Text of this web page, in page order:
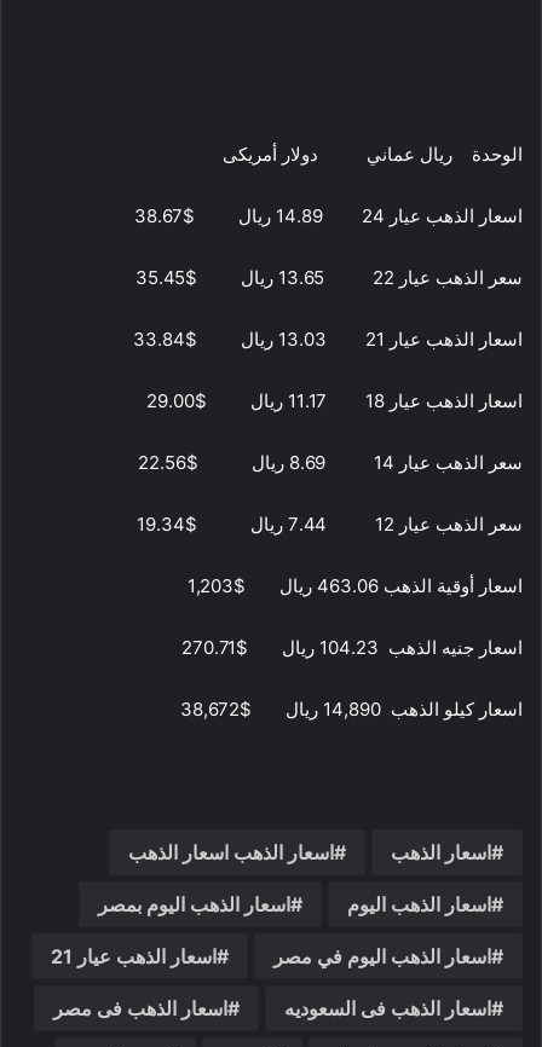
الوحدة ريال عماني دولار أمريكى
اسعار الذهب عيار 24 14.89 ريال $38.67
سعر الذهب عيار 22 13.65 ريال $35.45
اسعار الذهب عيار 21 13.03 ريال $33.84
اسعار الذهب عيار 18 11.17 ريال $29.00
سعر الذهب عيار 14 8.69 ريال $22.56
سعر الذهب عيار 12 7.44 ريال $19.34
اسعار أوقية الذهب 463.06 ريال $1,203
اسعار جنيه الذهب 104.23 ريال $270.71
اسعار كيلو الذهب 14,890 ريال $38,672
اسعار الذهب اسعار الذهب اسعار الذهب
اسعار الذهب اليوم اسعار الذهب اليوم بمصر
اسعار الذهب اليوم في مصر اسعار الذهب عيار 21
اسعار الذهب فى السعوديه اسعار الذهب فى مصر